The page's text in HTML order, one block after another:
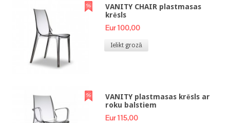
VANITY CHAIR plastmasas
krēsls
Eur 100,00
Ielikt grozā
VANITY plastmasas krēsls ar
roku balstiem
Eur 115,00